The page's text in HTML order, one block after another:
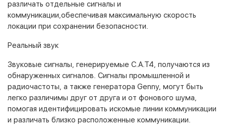
различать отдельные сигналы и
коммуникации,обеспечивая максимальную скорость
локации при сохранении безопасности.
Реальный звук
Звуковые сигналы, генерируемые C.A.T4, получаются из
обнаруженных сигналов. Сигналы промышленной и
радиочастоты, а также генератора Genny, могут быть
легко различимы друг от друга и от фонового шума,
помогая идентифицировать искомые линии коммуникации
и различать близко расположенные коммуникации.